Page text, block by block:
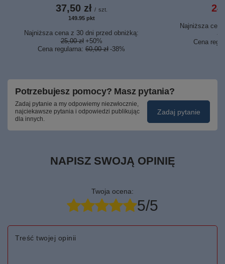
37,50 zł / szt.
149.95 pktpunktów
Najniższa cena z 30 dni przed obniżką:
25,00 zł +50%
Cena regularna: 60,00 zł -38%
Najniższa
Cena
Potrzebujesz pomocy? Masz pytania?
Zadaj pytanie a my odpowiemy niezwłocznie,
najciekawsze pytania i odpowiedzi publikując
dla innych.
Zadaj pytanie
NAPISZ SWOJĄ OPINIĘ
Twoja ocena:
5/5
Treść twojej opinii